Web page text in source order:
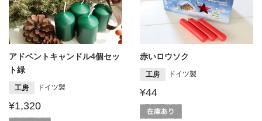
アドベントキャンドル4個セッ
ト緑
工房 ドイツ製
¥1,320
赤いロウソク
工房 ドイツ製
¥44